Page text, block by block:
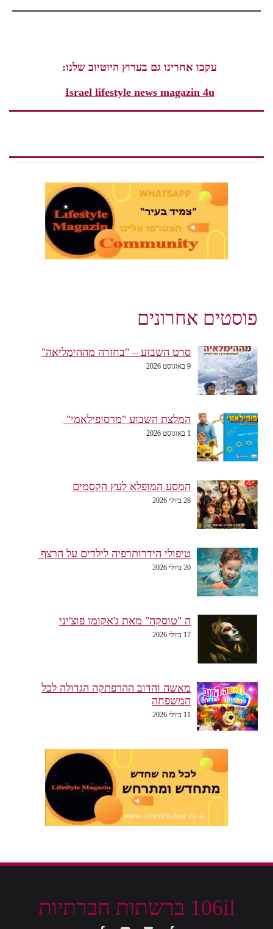
עקבו אחרינו גם בערוץ היוטיוב שלנו:
Israel lifestyle news magazin 4u
פוסטים אחרונים
סרט השבוע – "בחזרה מההימליאה"
9 באוגוסט 2026
המלצת השבוע "מרסופילאמי"
1 באוגוסט 2026
המסע המופלא לעץ הקסמים
28 ביולי 2026
טיפולי הידרותרפיה לילדים על הרצף
20 ביולי 2026
ה "טוסקה" מאת ג'אקומו פוצ'יני
17 ביולי 2026
מאשה והדוב ההרפתקה הגדולה לכל
המשפחה
11 ביולי 2026
106il ברשתות חברתיות